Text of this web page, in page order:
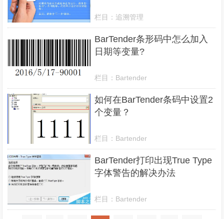
栏目： 追溯管理
BarTender条形码中怎么加入
日期等变量?
栏目： Bartender
如何在BarTender条码中设置2
个变量？
栏目： Bartender
BarTender打印出现True Type
字体警告的解决办法
栏目： Bartender